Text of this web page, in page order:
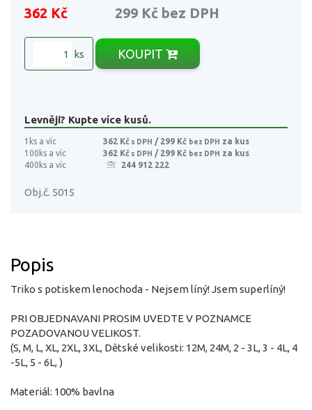
362 Kč 299 Kč bez DPH
ks KOUPIT
Levněji? Kupte více kusů.
1ks a víc 362 Kč s DPH / 299 Kč bez DPH za kus
100ks a víc
362 Kč s DPH / 299 Kč bez DPH za kus
400ks a víc
244 912 222
Obj.č. 5015
Popis
Triko s potiskem lenochoda - Nejsem líný! Jsem superlíný!
PRI OBJEDNAVANI PROSIM UVEDTE V POZNAMCE
POZADOVANOU VELIKOST.
(S, M, L, XL, 2XL, 3XL, Dětské velikosti: 12M, 24M, 2 - 3L, 3 - 4L, 4
-5L, 5 - 6L, )
Materiál: 100% bavlna